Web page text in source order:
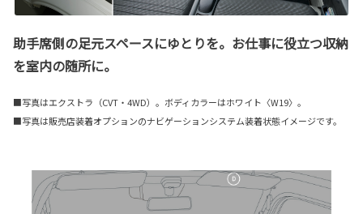
助手席側の足元スペースにゆとりを。お仕事に役立つ収納
を室内の随所に。
■写真はエクストラ（CVT・4WD）。ボディカラーはホワイト〈W19〉。
■写真は販売店装着オプションのナビゲーションシステム装着状態イメージです。